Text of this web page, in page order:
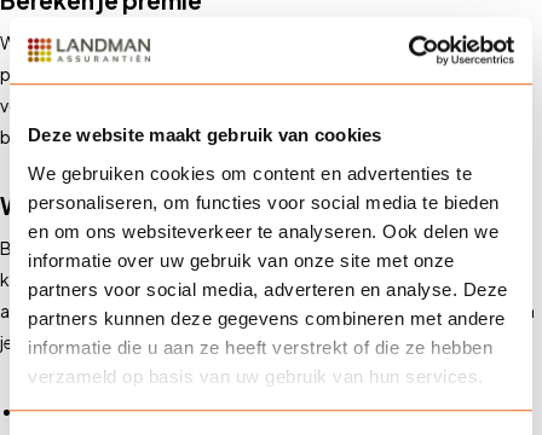
Deze website maakt gebruik van cookies
We gebruiken cookies om content en advertenties te
personaliseren, om functies voor social media te bieden
en om ons websiteverkeer te analyseren. Ook delen we
informatie over uw gebruik van onze site met onze
partners voor social media, adverteren en analyse. Deze
partners kunnen deze gegevens combineren met andere
informatie die u aan ze heeft verstrekt of die ze hebben
verzameld op basis van uw gebruik van hun services.
Wil je weten wat een kostbaarhedenverzekering je kost? Bereken je
premie eenvoudig online of neem contact op met onze adviseurs
voor persoonlijk advies. Onze klantadviseurs zijn op werkdagen
bereikbaar van 8.00 tot 17.30 uur via telefoon of e-mail.
Waarom kiezen voor Landman Assurantiën?
Bij
begrijpen we hoe belangrijk jouw
kostbaarheden zijn. Daarom bieden wij verzekeringen op maat die
aansluiten bij jouw situatie. Met onze kostbaarhedenverzekering ben
je verzekerd van:
Een uitgebreide dekking op maat